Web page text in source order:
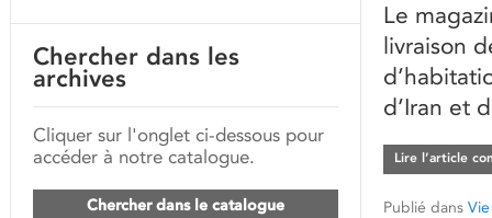
Le
livraison
d’Iran et
Lire l’article
Publié dans
Chercher dans les
archives
Cliquer sur l'onglet ci-dessous pour
accéder à notre catalogue.
Chercher dans le catalogue